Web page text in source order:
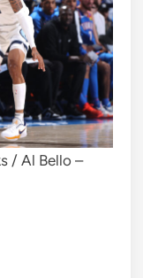
/ Al Bello –